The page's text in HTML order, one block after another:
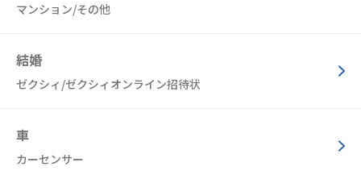
マンション/その他
結婚
ゼクシィ/ゼクシィオンライン招待状
車
カーセンサー